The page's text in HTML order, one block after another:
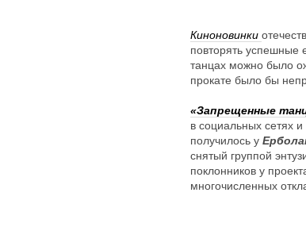
Киноновинки
повторять
танцах можно было
прокате было бы
«Запрещенные
в социальных сетях
получилось у
снятый группой
поклонников у
многочисленных